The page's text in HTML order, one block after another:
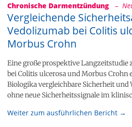
Chronische Darmentzündung –
Vergleichende
Vedolizumab bei Colitis
Morbus Crohn
Eine große prospektive Langzeitstudie
bei Colitis ulcerosa und Morbus Crohn
Biologika vergleichbare Sicherheit
ohne neue Sicherheitssignale im
Weiter zum ausführlichen Bericht →